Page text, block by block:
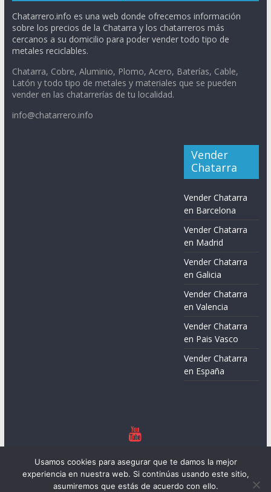
Chatarrero.info es una web donde ofrecemos información
sobre los precios de la Chatarra y los chatarreros más
cercanos a su domicilio para poder vender todo tipo de
metales reciclables.
Chatarra, Cobre, Aluminio, Plomo, Acero, Baterías, Cable,
Latón y todo tipo de metales y materiales que se pueden
vender en las chatarrerías de tu localidad.
info@chatarrero.info
Vender
Chatarra
Vender Chatarra
en Barcelona
Vender Chatarra
en Madrid
Vender Chatarra
en Galicia
Vender Chatarra
en Valencia
Vender Chatarra
en Pais Vasco
Vender Chatarra
en España
derechos reservados.
Tema:ColorMagpor ThemeGrill. Funciona conWordPress
Usamos cookies para asegurar que te damos la mejor
experiencia en nuestra web. Si continúas usando este sitio,
asumiremos que estás de acuerdo con ello.